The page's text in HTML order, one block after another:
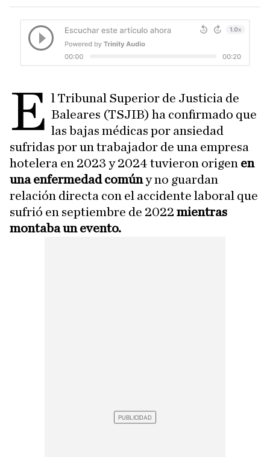
E l Tribunal Superior de Justicia de
Baleares (TSJIB) ha confirmado que
las bajas médicas por ansiedad
sufridas por un trabajador de una empresa
hotelera en 2023 y 2024 tuvieron origen en
una enfermedad comúny no guardan
relación directa con el accidente laboral que
sufrió en septiembre de 2022 mientras
montaba un evento.